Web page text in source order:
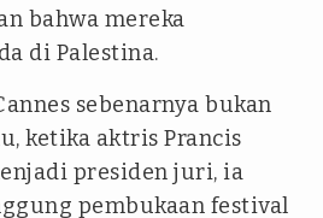
bahwa mereka
di Palestina.
sebenarnya bukan
ketika aktris Prancis
presiden juri, ia
pembukaan festival